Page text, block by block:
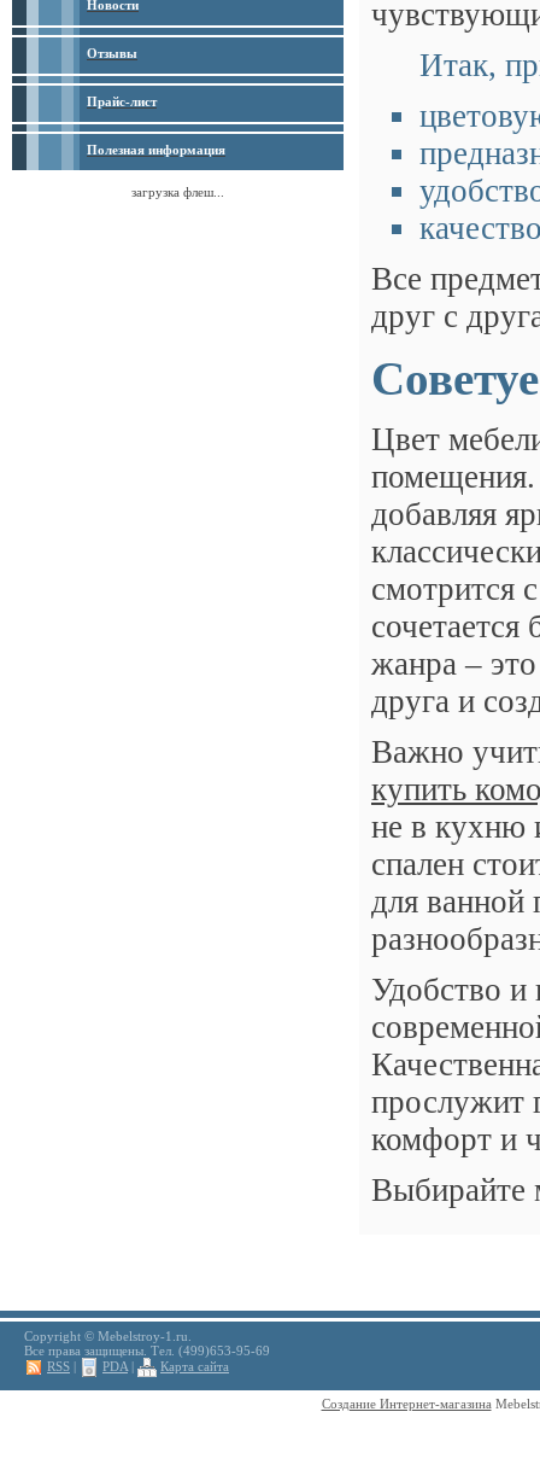
Новости
Отзывы
Прайс-лист
Полезная информация
загрузка флеш...
Итак,
Все
друг с
Цвет
добавляя
смотрится
сочетается
жанра –
друга и
Важно
купить
не в кухню
спален
для ванной
Удобство и
прослужит
комфорт и
Выбирайте
Copyright © Mebelstroy-1.ru.
Все права защищены. Тел. (499)653-95-69
RSS | PDA | Карта сайта
Создание Интернет-магазина